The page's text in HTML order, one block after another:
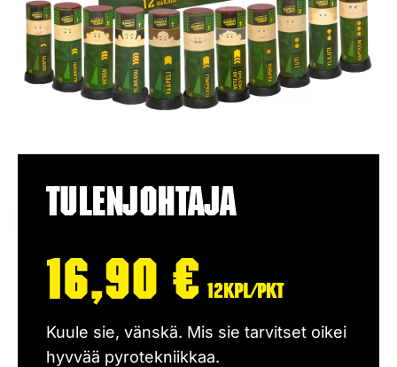
Tulenjohtaja
16,90 € 12kpl/pkt
Kuule sie, vänskä. Mis sie tarvitset oikei
hyvvää pyrotekniikkaa.